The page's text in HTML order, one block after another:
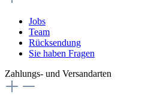
Jobs
Team
Rücksendung
Sie haben Fragen
Zahlungs- und Versandarten